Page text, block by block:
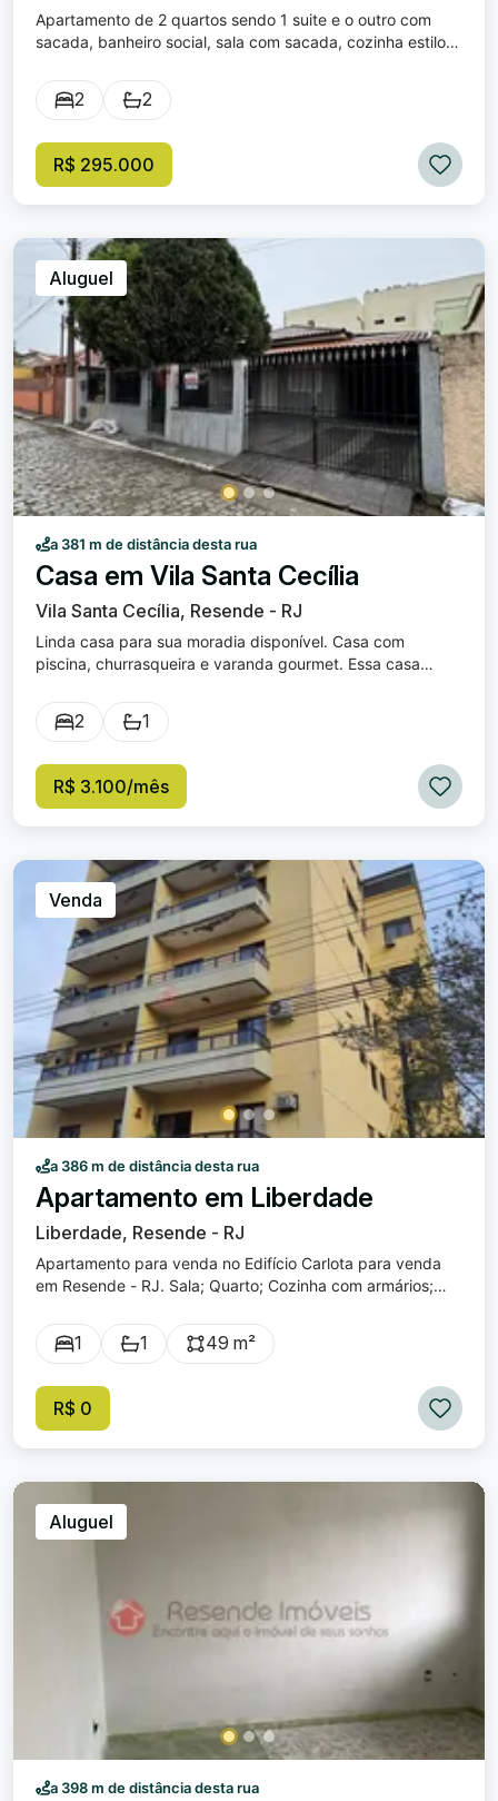
Apartamento de 2 quartos sendo 1 suite e o outro com
sacada, banheiro social, sala com sacada, cozinha estilo
Prédio de 3 andares com poucos apartamentos e
elevador. Piso porcelanato. Prédio com circuito interno de
2 2
R$ 295.000
Aluguel
a 381 m de distância desta rua
Casa em Vila Santa Cecília
Vila Santa Cecília, Resende - RJ
Linda casa para sua moradia disponível. Casa com
piscina, churrasqueira e varanda gourmet. Essa casa
reversível. Cozinha com armário e bancada com copa,
podendo utilizar como sala. Quintal amplo com garagem
2 1
R$ 3.100/mês
Venda
a 386 m de distância desta rua
Apartamento em Liberdade
Liberdade, Resende - RJ
Apartamento para venda no Edifício Carlota para venda
em Resende - RJ. Sala; Quarto; Cozinha com armários;
Condomínio.
1 1 49 m²
R$ 0
Aluguel
a 398 m de distância desta rua